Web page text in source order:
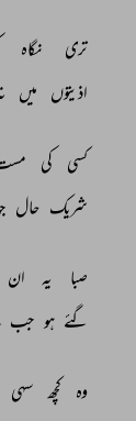
تری نگاہ
اذیتوں
میں
کسی کی
شریک حال
صبا یہ ان
گئے ہو جب
وہ کچھ سہی